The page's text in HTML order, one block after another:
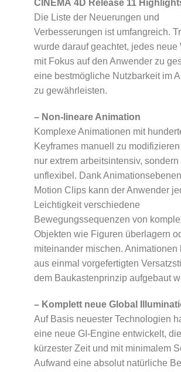
CINEMA 4D Release 11
Die Liste der Neuerungen und
Verbesserungen ist umfangreich.
wurde darauf geachtet, jedes neue
mit Fokus auf den Anwender zu
eine bestmögliche Nutzbarkeit im
zu gewährleisten.
– Non-lineare Animation
Komplexe Animationen mit
Keyframes manuell zu
nur extrem arbeitsintensiv,
unflexibel. Dank
Motion Clips kann der Anwender
Leichtigkeit verschiedene
Bewegungssequenzen von
Objekten wie Figuren überlagern
miteinander mischen. Animationen
aus einmal vorgefertigten
dem Baukastenprinzip aufgebaut
– Komplett neue Global
Auf Basis neuester Technologien
eine neue GI-Engine entwickelt,
kürzester Zeit und mit minimalem
Aufwand eine absolut natürliche